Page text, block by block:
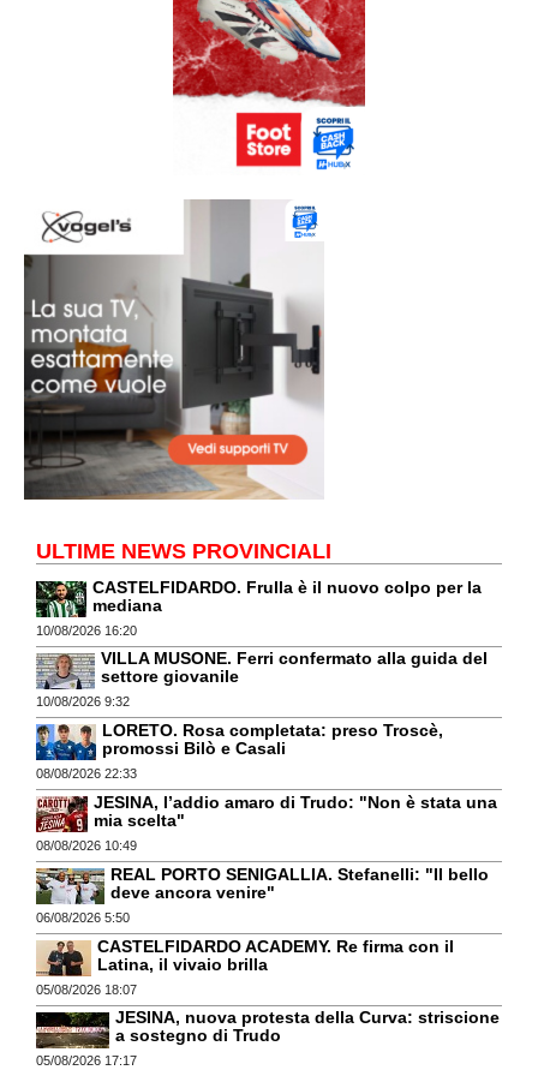
ULTIME NEWS PROVINCIALI
CASTELFIDARDO. Frulla è il nuovo colpo per la
mediana
10/08/2026 16:20
VILLA MUSONE. Ferri confermato alla guida del
settore giovanile
10/08/2026 9:32
LORETO. Rosa completata: preso Troscè,
promossi Bilò e Casali
08/08/2026 22:33
JESINA, l’addio amaro di Trudo: "Non è stata una
mia scelta"
08/08/2026 10:49
REAL PORTO SENIGALLIA. Stefanelli: "Il bello
deve ancora venire"
06/08/2026 5:50
CASTELFIDARDO ACADEMY. Re firma con il
Latina, il vivaio brilla
05/08/2026 18:07
JESINA, nuova protesta della Curva: striscione
a sostegno di Trudo
05/08/2026 17:17